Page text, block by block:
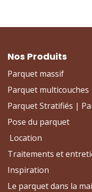
Nos Produits
Parquet massif
Parquet multicouches
Parquet Stratifiés |
Pose du parquet
Location
Traitements et
Inspiration
Le parquet dans la